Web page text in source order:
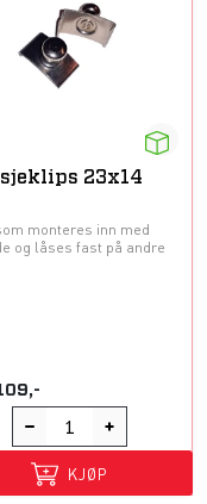
23x14
monteres inn med
og låses fast på andre
KJØP